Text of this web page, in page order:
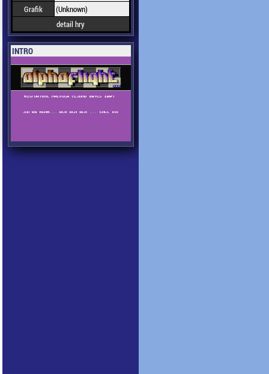
Grafik
(Unknown)
detail hry
INTRO